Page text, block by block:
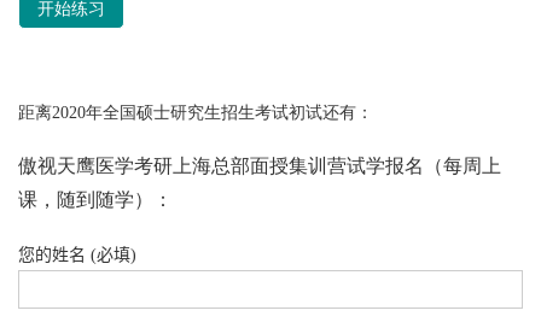
开始练习
距离2020年全国硕士研究生招生考试初试还有：
傲视天鹰医学考研上海总部面授集训营试学报名（每周上
课，随到随学）：
您的姓名 (必填)